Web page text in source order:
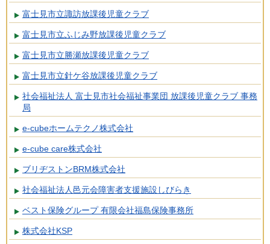
富士見市立諏訪放課後児童クラブ
富士見市立ふじみ野放課後児童クラブ
富士見市立勝瀬放課後児童クラブ
富士見市立針ケ谷放課後児童クラブ
社会福祉法人 富士見市社会福祉事業団 放課後児童クラブ 事務
局
e-cubeホームテクノ株式会社
e-cube care株式会社
ブリヂストンBRM株式会社
社会福祉法人邑元会障害者支援施設しびらき
ベスト保険グループ 有限会社福島保険事務所
株式会社KSP